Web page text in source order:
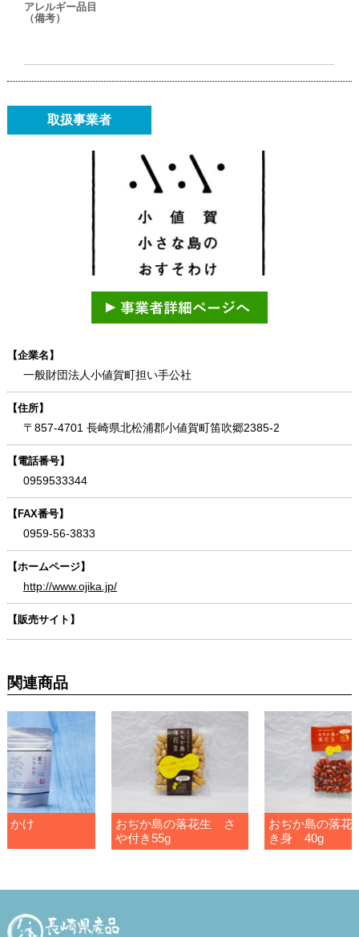
アレルギー品目
（備考）
取扱事業者
【企業名】
一般財団法人小値賀町担い手公社
【住所】
〒857-4701 長崎県北松浦郡小値賀町笛吹郷2385-2
【電話番号】
0959533344
【FAX番号】
0959-56-3833
【ホームページ】
http://www.ojika.jp/
【販売サイト】
関連商品
かけ
おぢか島の落花生 さ
や付き55g
おぢか島の落
き身 40g